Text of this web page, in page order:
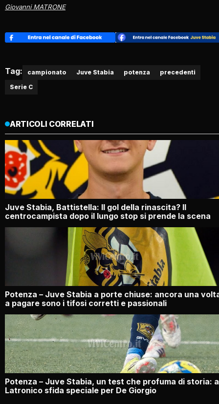
Giovanni MATRONE
Tag: campionato Juve Stabia potenza
precedenti
Serie C
ARTICOLI CORRELATI
Juve Stabia, Battistella: Il gol della rinascita? Il
centrocampista dopo il lungo stop si prende la scena
Potenza – Juve Stabia a porte chiuse: ancora una
a pagare sono i tifosi corretti e passionali
Potenza – Juve Stabia, un test che profuma di storia: a
Latronico sfida speciale per De Giorgio